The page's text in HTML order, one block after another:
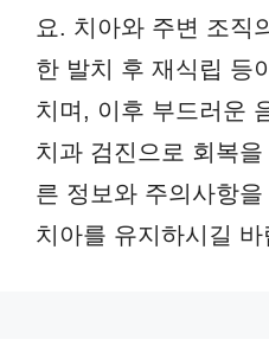
요. 치아와 주변 조직
한 발치 후 재식립 등
치며, 이후 부드러운
치과 검진으로 회복
른 정보와 주의사항
치아를 유지하시길 바